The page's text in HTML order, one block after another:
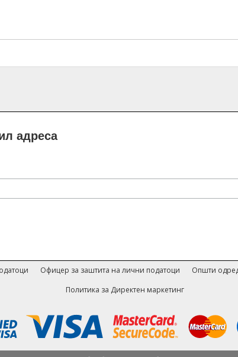
адреса
Офицер за заштита на лични податоци Општи
Политика за Директен маркетинг